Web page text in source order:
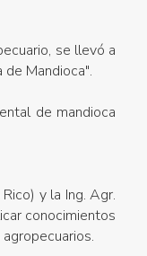
se llevó a
Mandioca".
de mandioca
y la Ing. Agr.
conocimientos